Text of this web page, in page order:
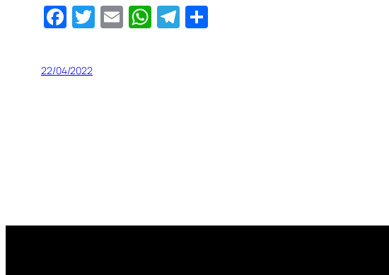
Facebook
Twitter
EmailWhatsApp
Telegram
22/04/2022